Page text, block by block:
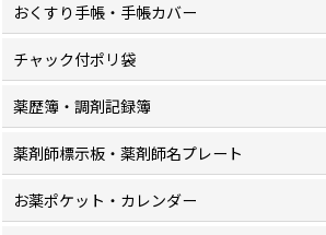
おくすり手帳・手帳カバー
チャック付ポリ袋
薬歴簿・調剤記録簿
薬剤師標示板・薬剤師名プレート
お薬ポケット・カレンダー